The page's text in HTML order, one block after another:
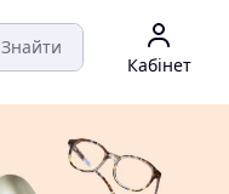
Знайти
Кабінет